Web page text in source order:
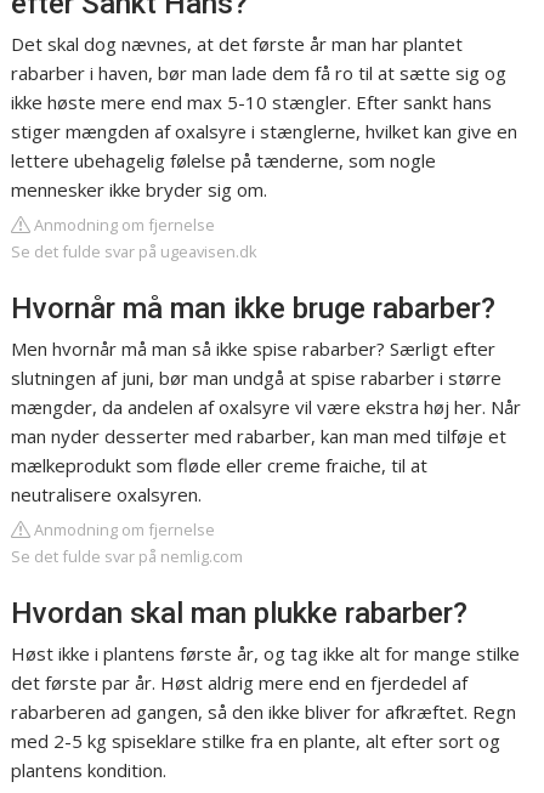
Det skal dog nævnes, at det første år man har plantet
rabarber i haven, bør man lade dem få ro til at sætte sig og
ikke høste mere end max 5-10 stængler. Efter sankt hans
stiger mængden af oxalsyre i stænglerne, hvilket kan give en
lettere ubehagelig følelse på tænderne, som nogle
mennesker ikke bryder sig om.
Anmodning om fjernelse
Se det fulde svar på ugeavisen.dk
Hvornår må man ikke bruge rabarber?
Men hvornår må man så ikke spise rabarber? Særligt efter
slutningen af juni, bør man undgå at spise rabarber i større
mængder, da andelen af oxalsyre vil være ekstra høj her. Når
man nyder desserter med rabarber, kan man med tilføje et
mælkeprodukt som fløde eller creme fraiche, til at
neutralisere oxalsyren.
Anmodning om fjernelse
Se det fulde svar på nemlig.com
Hvordan skal man plukke rabarber?
Høst ikke i plantens første år, og tag ikke alt for mange stilke
det første par år. Høst aldrig mere end en fjerdedel af
rabarberen ad gangen, så den ikke bliver for afkræftet. Regn
med 2-5 kg spiseklare stilke fra en plante, alt efter sort og
plantens kondition.